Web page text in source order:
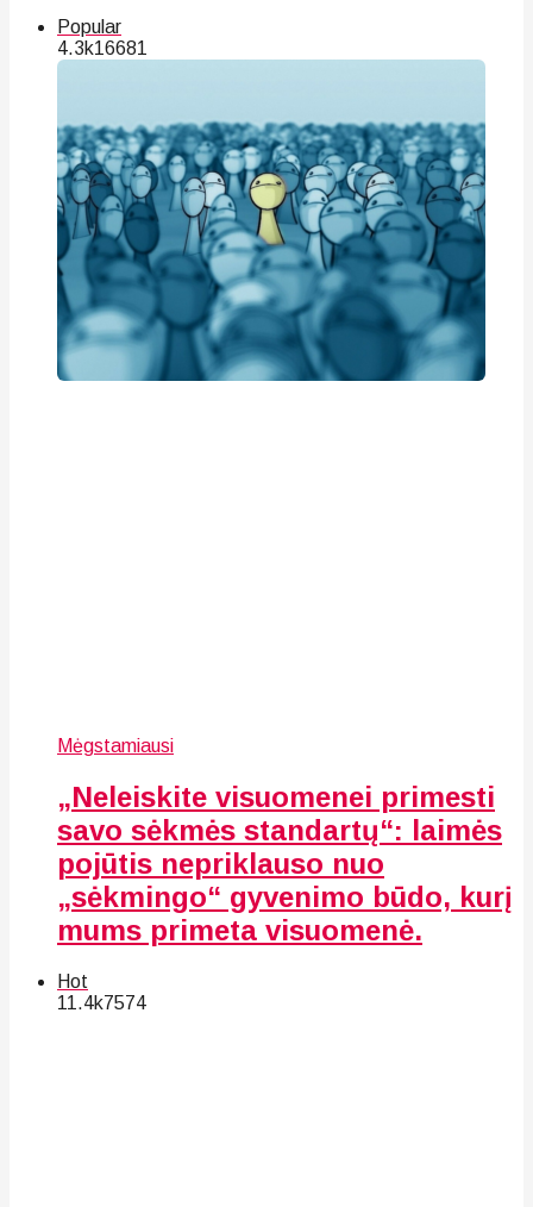
Popular
4.3k16681
Mėgstamiausi
„Neleiskite visuomenei primesti
savo sėkmės standartų“: laimės
pojūtis nepriklauso nuo
„sėkmingo“ gyvenimo būdo, kurį
mums primeta visuomenė.
Hot
11.4k7574